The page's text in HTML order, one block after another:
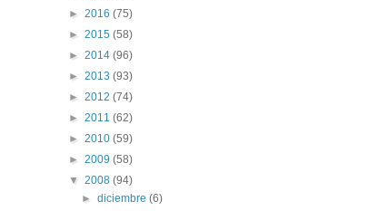
► 2016 (75)
► 2015 (58)
► 2014 (96)
► 2013 (93)
► 2012 (74)
► 2011 (62)
► 2010 (59)
► 2009 (58)
▼ 2008 (94)
►diciembre(6)